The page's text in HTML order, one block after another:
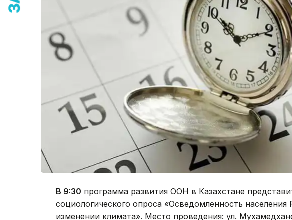
В 9:30 программа развития ООН в Казахстане
социологического опроса «Осведомленность населения
изменении климата». Место проведения: ул.